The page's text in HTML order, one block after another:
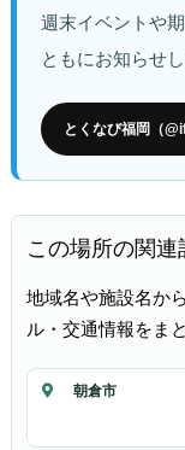
週末イベントや
ともにお知らせし
とくなび福岡（
この場所の関連
地域名や施設名か
ル・交通情報をま
朝倉市